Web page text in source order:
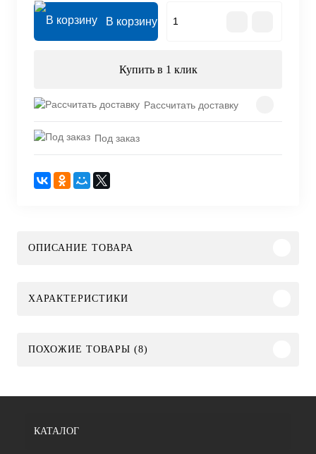
В корзину
Купить в 1 клик
Рассчитать доставку
Под заказ
ОПИСАНИЕ ТОВАРА
ХАРАКТЕРИСТИКИ
ПОХОЖИЕ ТОВАРЫ (8)
КАТАЛОГ